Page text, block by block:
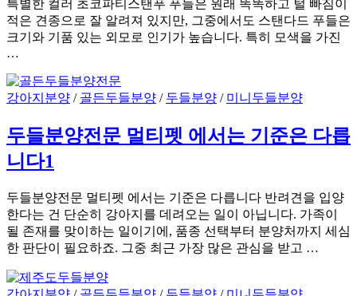
특별한 컬러 초코파티스탠푸 푸들은 원래 똑똑하고 털 빠짐이
적은 견종으로 잘 알려져 있지만, 그중에서도 스탠다드 푸들은
크기와 기품 있는 외모로 인기가 높습니다. 특히 모색을 가진
…
강아지분양 / 골든두들분양 / 두들분양 / 미니두들분양
두들분양전문 멀티펫 에서는 기준은 다릅
니다1
두들분양전문 멀티펫 에서는 기준은 다릅니다 반려견을 입양
한다는 건 단순히 강아지를 데려오는 일이 아닙니다. 가족이
될 존재를 맞이하는 일이기에, 품종 선택부터 분양처까지 세심
한 판단이 필요하죠. 그중 최근 가장 많은 관심을 받고 …